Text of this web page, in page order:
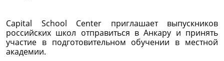
Capital School Center приглашает выпускников
российских школ отправиться в Анкару и принять
участие в подготовительном обучении в местной
академии.